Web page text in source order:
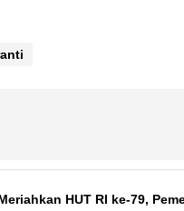
HUT RI ke-79,